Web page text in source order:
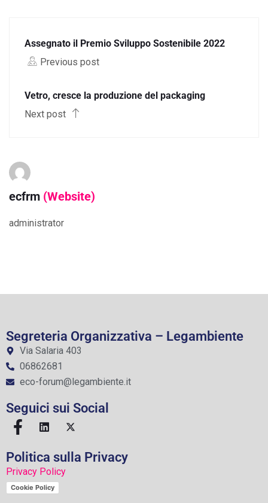
Assegnato il Premio Sviluppo Sostenibile 2022
Previous post
Vetro, cresce la produzione del packaging
Next post
ecfrm (Website)
administrator
Segreteria Organizzativa – Legambiente
Via Salaria 403
06862681
eco-forum@legambiente.it
Seguici sui Social
Politica sulla Privacy
Privacy Policy
Cookie Policy